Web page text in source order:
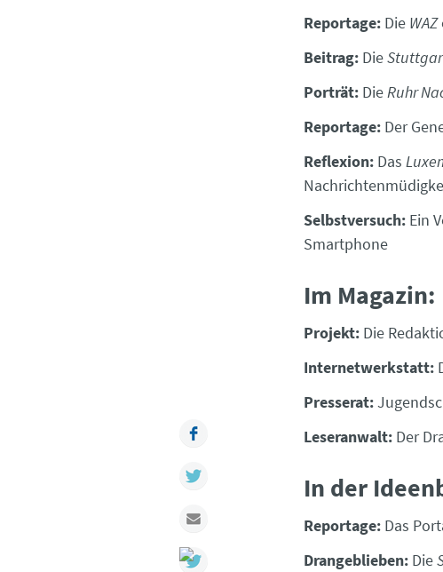
Reportage: Die WAZ
Beitrag: Die
Porträt: DieRuhr
Reportage: Der
Reflexion: Das
Selbstversuch: Ein
Smartphone
Im Magazin:
Projekt: Die
Internetwerkstatt:
Presserat:
Leseranwalt: Der
In der
Reportage: Das
Drangeblieben: Die